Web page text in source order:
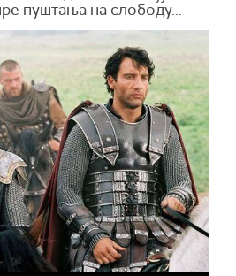
пуштања на слободу...